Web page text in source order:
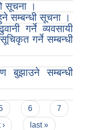
सूचना ।
सम्बन्धी सूचना ।
गर्ने व्यवसायी
गर्ने सम्बन्धी
बुझाउने सम्बन्धी
6
7
last »